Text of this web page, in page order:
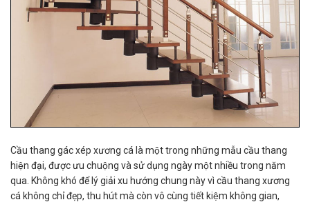
Cầu thang gác xép xương cá là một trong những mẫu cầu thang
hiện đại, được ưu chuộng và sử dụng ngày một nhiều trong năm
qua. Không khó để lý giải xu hướng chung này vì cầu thang xương
cá không chỉ đẹp, thu hút mà còn vô cùng tiết kiệm không gian,